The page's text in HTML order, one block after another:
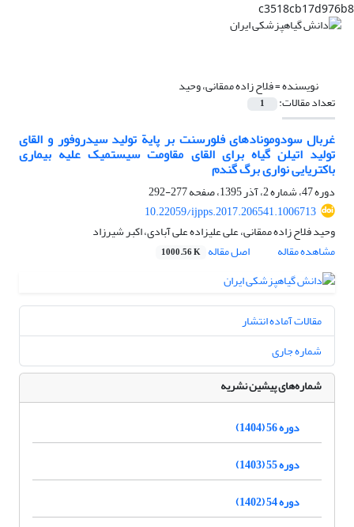
c3518cb17d976b8
نویسنده =فلاح زاده ممقانی، وحید
تعداد مقالات: 1
غربال سودومونادهای فلورسنت بر پایة تولید سیدروفور و القای
تولید اتیلن گیاه برای القای مقاومت سیستمیک علیه بیماری
باکتریایی نواری برگ گندم
دوره 47، شماره 2، آذر 1395، صفحه
277-292
10.22059/ijpps.2017.206541.1006713
وحید فلاح زاده ممقانی، علی علیزاده علی آبادی، اکبر شیرزاد
مشاهده مقاله
اصل مقاله 1000.56 K
مقالات آماده انتشار
شماره جاری
شماره‌های پیشین نشریه
دوره 56 (1404)
دوره 55 (1403)
دوره 54 (1402)